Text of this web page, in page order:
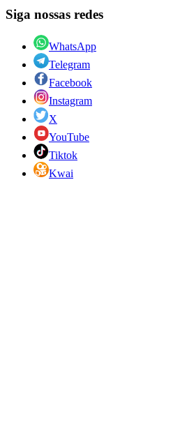
Siga nossas redes
WhatsApp
Telegram
Facebook
Instagram
X
YouTube
Tiktok
Kwai